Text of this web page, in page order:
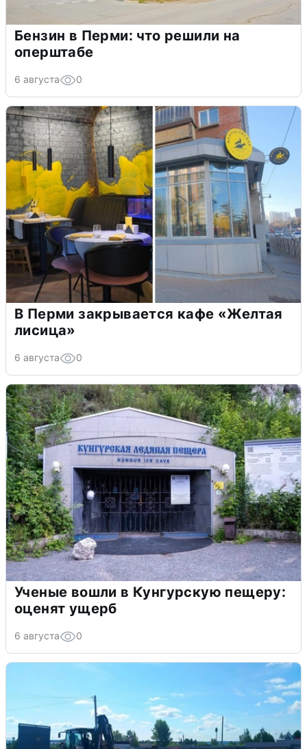
Бензин в Перми: что решили на
оперштабе
6 августа 0
В Перми закрывается кафе «Желтая
лисица»
6 августа 0
Ученые вошли в Кунгурскую пещеру:
оценят ущерб
6 августа 0